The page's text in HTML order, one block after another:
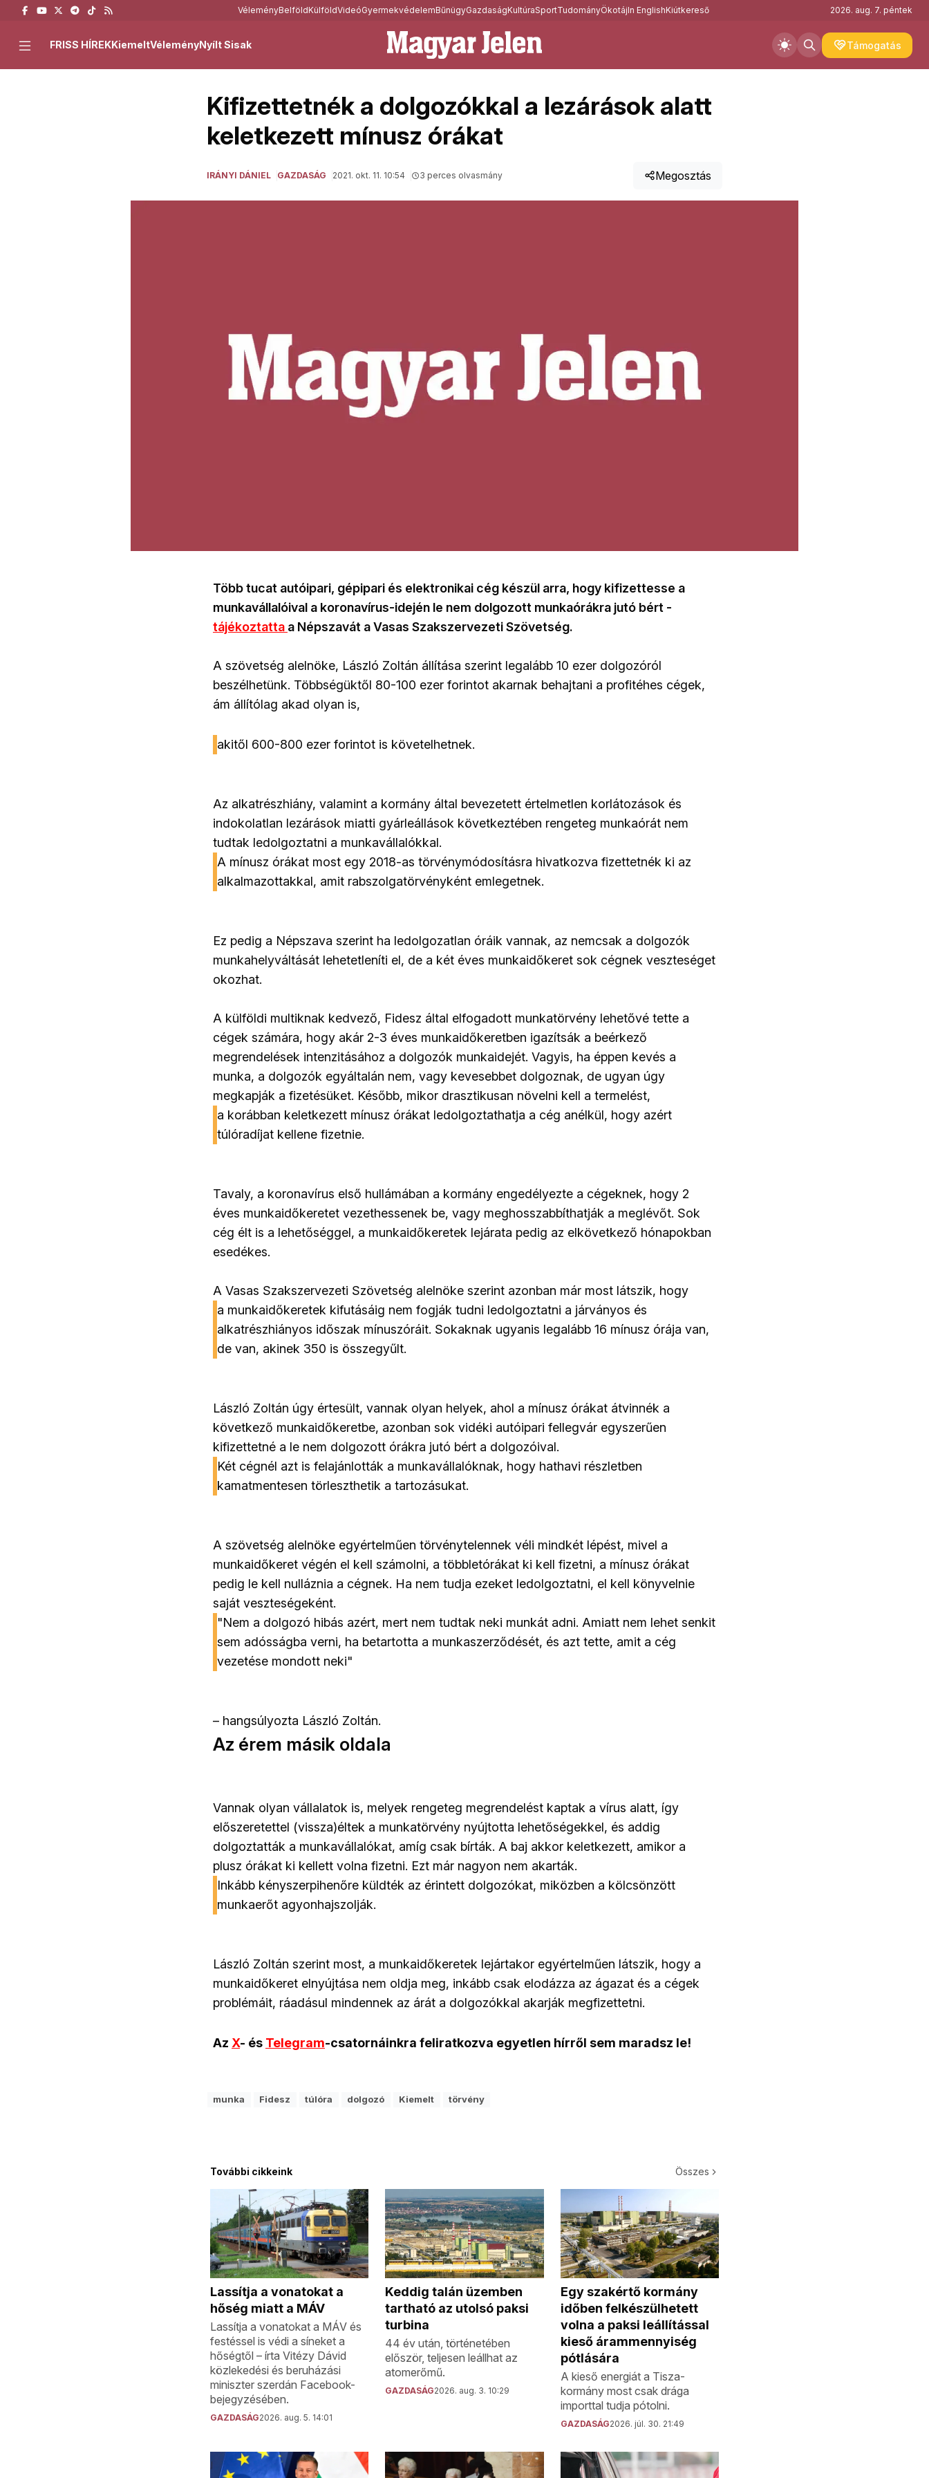
VéleményBelföldKülföldVideóGyermekvédelemBűnügyGazdaságKultúraSportTudományÖkotájIn EnglishKiútkereső 2026. aug. 7. péntek
Támogatás
FRISS HÍREKKiemeltVéleményNyílt Sisak
Kifizettetnék a dolgozókkal a lezárások alatt
keletkezett mínusz órákat
IRÁNYI DÁNIEL GAZDASÁG 2021. okt. 11. 10:54 3 perces olvasmány Megosztás
Több tucat autóipari, gépipari és elektronikai cég készül arra, hogy kifizettesse a
munkavállalóival a koronavírus-idején le nem dolgozott munkaórákra jutó bért -
tájékoztatta a Népszavát a Vasas Szakszervezeti Szövetség.
A szövetség alelnöke, László Zoltán állítása szerint legalább 10 ezer dolgozóról
beszélhetünk. Többségüktől 80-100 ezer forintot akarnak behajtani a profitéhes cégek,
ám állítólag akad olyan is,
akitől 600-800 ezer forintot is követelhetnek.
Az alkatrészhiány, valamint a kormány által bevezetett értelmetlen korlátozások és
indokolatlan lezárások miatti gyárleállások következtében rengeteg munkaórát nem
tudtak ledolgoztatni a munkavállalókkal.
A mínusz órákat most egy 2018-as törvénymódosításra hivatkozva fizettetnék ki az
alkalmazottakkal, amit rabszolgatörvényként emlegetnek.
Ez pedig a Népszava szerint ha ledolgozatlan óráik vannak, az nemcsak a dolgozók
munkahelyváltását lehetetleníti el, de a két éves munkaidőkeret sok cégnek veszteséget
okozhat.
A külföldi multiknak kedvező, Fidesz által elfogadott munkatörvény lehetővé tette a
cégek számára, hogy akár 2-3 éves munkaidőkeretben igazítsák a beérkező
megrendelések intenzitásához a dolgozók munkaidejét. Vagyis, ha éppen kevés a
munka, a dolgozók egyáltalán nem, vagy kevesebbet dolgoznak, de ugyan úgy
megkapják a fizetésüket. Később, mikor drasztikusan növelni kell a termelést,
a korábban keletkezett mínusz órákat ledolgoztathatja a cég anélkül, hogy azért
túlóradíjat kellene fizetnie.
Tavaly, a koronavírus első hullámában a kormány engedélyezte a cégeknek, hogy 2
éves munkaidőkeretet vezethessenek be, vagy meghosszabbíthatják a meglévőt. Sok
cég élt is a lehetőséggel, a munkaidőkeretek lejárata pedig az elkövetkező hónapokban
esedékes.
A Vasas Szakszervezeti Szövetség alelnöke szerint azonban már most látszik, hogy
a munkaidőkeretek kifutásáig nem fogják tudni ledolgoztatni a járványos és
alkatrészhiányos időszak mínuszóráit. Sokaknak ugyanis legalább 16 mínusz órája van,
de van, akinek 350 is összegyűlt.
László Zoltán úgy értesült, vannak olyan helyek, ahol a mínusz órákat átvinnék a
következő munkaidőkeretbe, azonban sok vidéki autóipari fellegvár egyszerűen
kifizettetné a le nem dolgozott órákra jutó bért a dolgozóival.
Két cégnél azt is felajánlották a munkavállalóknak, hogy hathavi részletben
kamatmentesen törleszthetik a tartozásukat.
A szövetség alelnöke egyértelműen törvénytelennek véli mindkét lépést, mivel a
munkaidőkeret végén el kell számolni, a többletórákat ki kell fizetni, a mínusz órákat
pedig le kell nulláznia a cégnek. Ha nem tudja ezeket ledolgoztatni, el kell könyvelnie
saját veszteségeként.
"Nem a dolgozó hibás azért, mert nem tudtak neki munkát adni. Amiatt nem lehet senkit
sem adósságba verni, ha betartotta a munkaszerződését, és azt tette, amit a cég
vezetése mondott neki"
– hangsúlyozta László Zoltán.
Az érem másik oldala
Vannak olyan vállalatok is, melyek rengeteg megrendelést kaptak a vírus alatt, így
előszeretettel (vissza)éltek a munkatörvény nyújtotta lehetőségekkel, és addig
dolgoztatták a munkavállalókat, amíg csak bírták. A baj akkor keletkezett, amikor a
plusz órákat ki kellett volna fizetni. Ezt már nagyon nem akarták.
Inkább kényszerpihenőre küldték az érintett dolgozókat, miközben a kölcsönzött
munkaerőt agyonhajszolják.
László Zoltán szerint most, a munkaidőkeretek lejártakor egyértelműen látszik, hogy a
munkaidőkeret elnyújtása nem oldja meg, inkább csak elodázza az ágazat és a cégek
problémáit, ráadásul mindennek az árát a dolgozókkal akarják megfizettetni.
Az X- és Telegram-csatornáinkra feliratkozva egyetlen hírről sem maradsz le!
munka Fidesz túlóra dolgozó Kiemelt törvény
További cikkeink Összes
Lassítja a vonatokat a
hőség miatt a MÁV
Lassítja a vonatokat a MÁV és
festéssel is védi a síneket a
hőségtől – írta Vitézy Dávid
közlekedési és beruházási
miniszter szerdán Facebook-
bejegyzésében.
GAZDASÁG2026. aug. 5. 14:01
Keddig talán üzemben
tartható az utolsó paksi
turbina
44 év után, történetében
először, teljesen leállhat az
atomerőmű.
GAZDASÁG2026. aug. 3. 10:29
Egy szakértő kormány
időben felkészülhetett
volna a paksi leállítással
kieső árammennyiség
pótlására
A kieső energiát a Tisza-
kormány most csak drága
importtal tudja pótolni.
GAZDASÁG2026. júl. 30. 21:49